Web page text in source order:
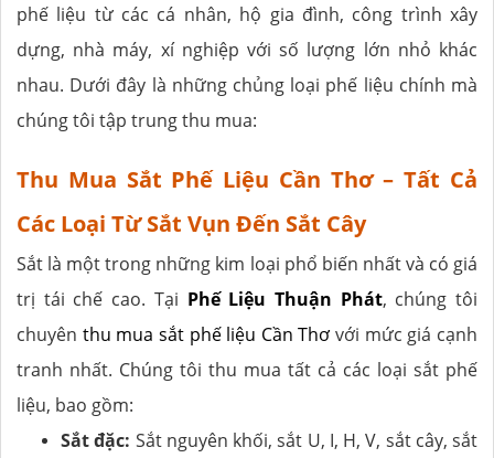
phế liệu từ các cá nhân, hộ gia đình, công trình xây
dựng, nhà máy, xí nghiệp với số lượng lớn nhỏ khác
nhau. Dưới đây là những chủng loại phế liệu chính mà
chúng tôi tập trung thu mua:
Thu Mua Sắt Phế Liệu Cần Thơ – Tất Cả
Các Loại Từ Sắt Vụn Đến Sắt Cây
Sắt là một trong những kim loại phổ biến nhất và có giá
trị tái chế cao. Tại Phế Liệu Thuận Phát, chúng tôi
chuyên thu mua sắt phế liệu Cần Thơvới mức giá cạnh
tranh nhất. Chúng tôi thu mua tất cả các loại sắt phế
liệu, bao gồm:
Sắt đặc: Sắt nguyên khối, sắt U, I, H, V, sắt cây, sắt